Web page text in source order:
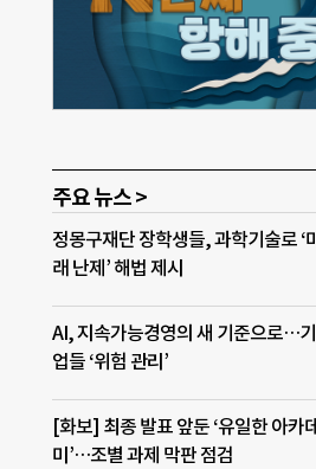
주요 뉴스 >
정몽구재단 장학생들, 과학기술로 ‘미
래 난제’ 해법 제시
AI, 지속가능경영의 새 기준으로…기
업들 ‘위험 관리’
[화보] 최종 발표 앞둔 ‘유일한 아카데
미’…조별 과제 막판 점검